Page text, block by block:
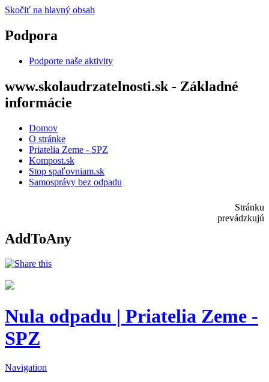
Skočiť na hlavný obsah
Podpora
Podporte naše aktivity
www.skolaudrzatelnosti.sk - Základné
informácie
Domov
O stránke
Priatelia Zeme - SPZ
Kompost.sk
Stop spaľovniam.sk
Samosprávy bez odpadu
Stránku
prevádzkujú
AddToAny
Nula odpadu | Priatelia Zeme -
SPZ
Navigation